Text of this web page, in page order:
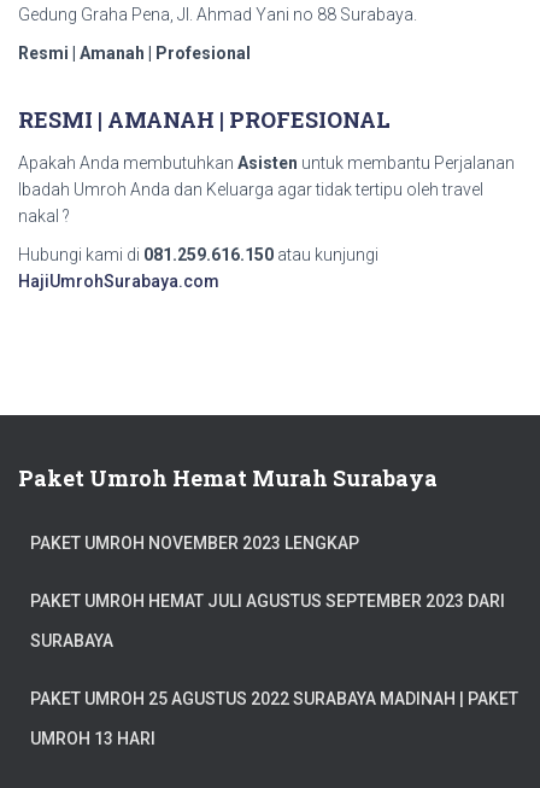
Gedung Graha Pena, Jl. Ahmad Yani no 88 Surabaya.
Resmi | Amanah | Profesional
RESMI | AMANAH | PROFESIONAL
Apakah Anda membutuhkan Asisten untuk membantu Perjalanan
Ibadah Umroh Anda dan Keluarga agar tidak tertipu oleh travel
nakal ?
Hubungi kami di 081.259.616.150 atau kunjungi
HajiUmrohSurabaya.com
Paket Umroh Hemat Murah Surabaya
PAKET UMROH NOVEMBER 2023 LENGKAP
PAKET UMROH HEMAT JULI AGUSTUS SEPTEMBER 2023 DARI
SURABAYA
PAKET UMROH 25 AGUSTUS 2022 SURABAYA MADINAH | PAKET
UMROH 13 HARI